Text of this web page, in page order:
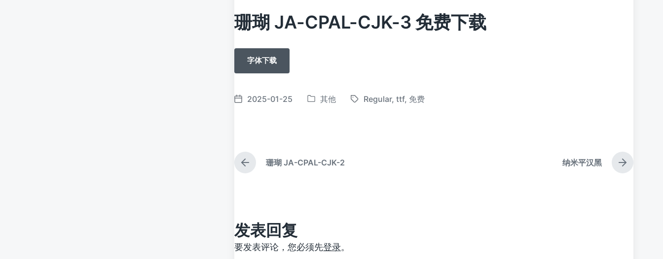
珊瑚 JA-CPAL-CJK-3 免费下载
字体下载
发
2025-01-25
发
其他
标
Regular,ttf, 免费
上
篇
珊瑚 JA-CPAL-CJK-2
下
篇
纳米平汉黑
发表回复
要发表评论，您必须先登录。